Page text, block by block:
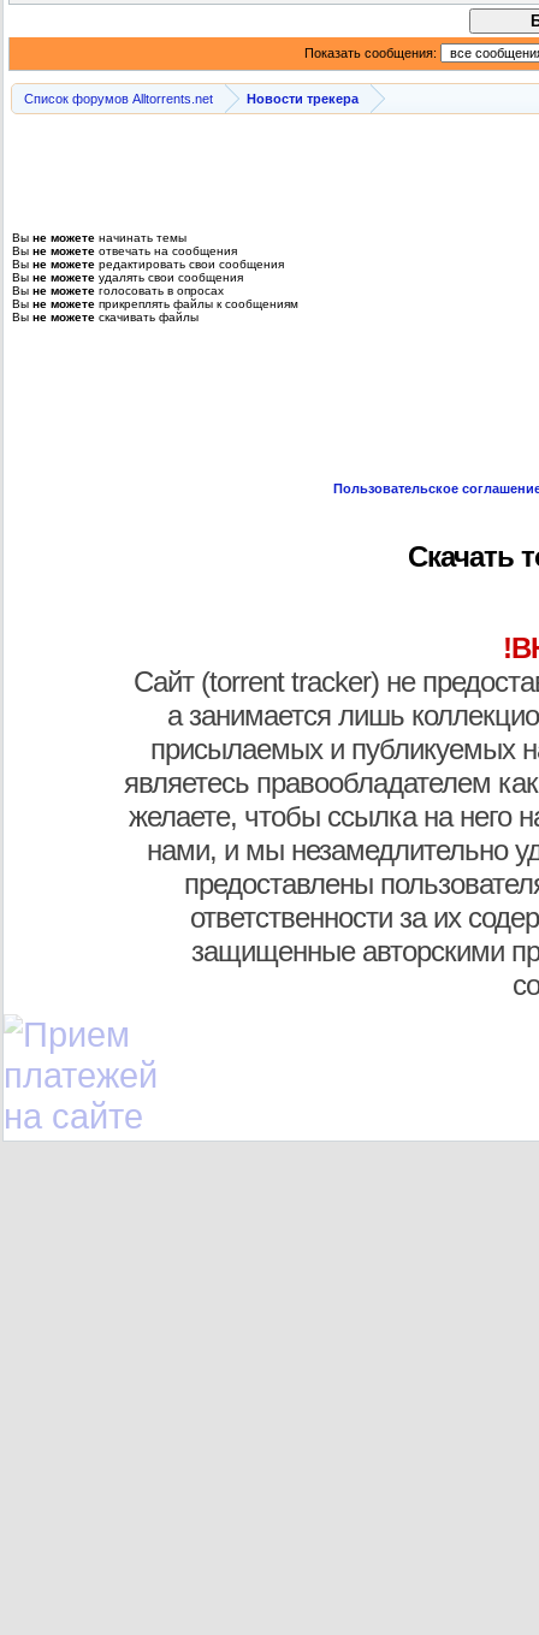
Показать сообщения:
Список форумов Alltorrents.net Новости трекера
Вы не можете начинать темы
Вы не можете отвечать на сообщения
Вы не можете редактировать свои сообщения
Вы не можете удалять свои сообщения
Вы не можете голосовать в опросах
Вы не можете прикреплять файлы к сообщениям
Вы не можете скачивать файлы
Пользовательское
Скачать
Сайт (torrent tracker) не
а занимается лишь
присылаемых и публикуемых
являетесь правообладателем
желаете, чтобы ссылка на него
нами, и мы незамедлительно
предоставлены
ответственности за их
защищенные авторскими